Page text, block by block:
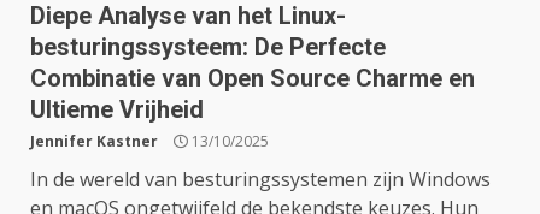
Diepe Analyse van het Linux-
besturingssysteem: De Perfecte
Combinatie van Open Source Charme en
Ultieme Vrijheid
Jennifer Kastner 13/10/2025
In de wereld van besturingssystemen zijn Windows
en macOS ongetwijfeld de bekendste keuzes. Hun